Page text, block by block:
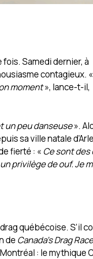
Samedi dernier, à
contagieux. «
moment», lance-t-il,
un peu danseuse».
sa ville natale
fierté : « Ce sont des
privilège de ouf. Je
québécoise. S’il
de Canada’s Drag Race
: le mythique